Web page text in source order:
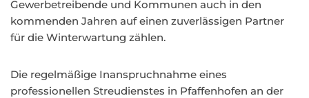
Gewerbetreibende und Kommunen auch in den
kommenden Jahren auf einen zuverlässigen Partner
für die Winterwartung zählen.
Die regelmäßige Inanspruchnahme eines
professionellen Streudienstes in Pfaffenhofen an der